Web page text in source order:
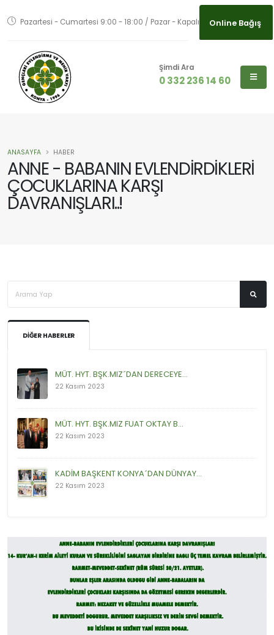
Pazartesi - Cumartesi 9:00 - 18:00 / Pazar - Kapalı Online Bağış
Şimdi Ara
0 332 236 14 60
ANNE - BABANIN EVLENDİRDİKLERİ
ÇOCUKLARINA KARŞI
DAVRANIŞLARI..!
ANASAYFA HABER
DIĞER HABERLER
MÜT. HYT. BŞK.MIZ´DAN DERECEYE...
22 Kasım 2023
MÜT. HYT. BŞK.MIZ FUAT OKTAY B...
22 Kasım 2023
KADİM BAŞKENT KONYA´DAN DÜNYAY...
22 Kasım 2023